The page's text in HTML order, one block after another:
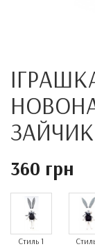
ЗАЙЧИК
360 грн
Стиль 1